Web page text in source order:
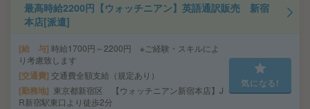
最高時給2200円【ウォッチニアン】英語通訳販売 新宿
本店[派遣]
給 与 時給1700円～2200円 ※ご経験・スキルによ
り考慮致します
交通費 交通費全額支給（規定あり）
勤務地
東京都新宿区 【ウォッチニアン新宿本店】J
R新宿駅東口より徒歩2分
気になる!